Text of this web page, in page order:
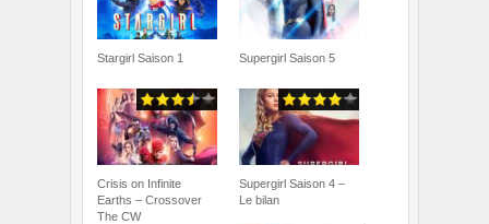
Stargirl Saison 1 Supergirl Saison 5
Crisis on Infinite
Earths – Crossover
The CW
Supergirl Saison 4 –
Le bilan